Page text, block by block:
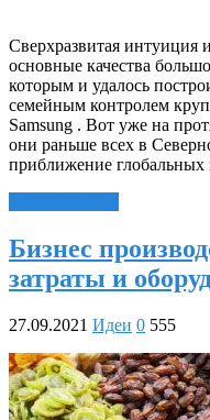
Сверхразвитая интуиция
основные качества
которым и удалось
семейным контролем
Samsung . Вот уже на
они раньше всех в
приближение
Бизнес
затраты и
27.09.2021 Идеи 0 555